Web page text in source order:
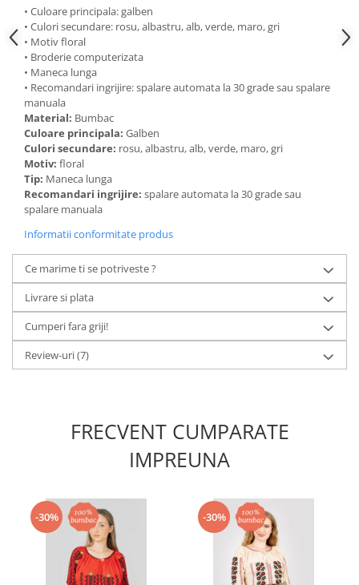
• Culoare principala: galben
• Culori secundare: rosu, albastru, alb, verde, maro, gri
• Motiv floral
• Broderie computerizata
• Maneca lunga
• Recomandari ingrijire: spalare automata la 30 grade sau spalare
manuala
Material: Bumbac
Culoare principala: Galben
Culori secundare: rosu, albastru, alb, verde, maro, gri
Motiv: floral
Tip: Maneca lunga
Recomandari ingrijire: spalare automata la 30 grade sau
spalare manuala
Informatii conformitate produs
Ce marime ti se potriveste ?
Livrare si plata
Cumperi fara griji!
Review-uri(7)
FRECVENT CUMPARATE
IMPREUNA
-30% -30%